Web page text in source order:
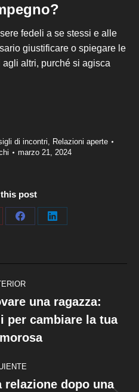
fedeli a se stessi e alle
giustificare o spiegare le
altri, purché si agisca
di incontri, Relazioni aperte
marzo 21, 2024
post
Share
Share
Publicación
anterior:
una ragazza:
per cambiare la tua
relazione dopo una